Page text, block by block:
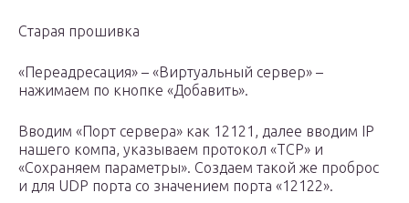
Старая прошивка
«Переадресация» – «Виртуальный сервер» –
нажимаем по кнопке «Добавить».
Вводим «Порт сервера» как 12121, далее вводим IP
нашего компа, указываем протокол «TCP» и
«Сохраняем параметры». Создаем такой же проброс
и для UDP порта со значением порта «12122».